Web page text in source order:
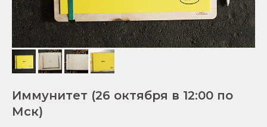
Иммунитет (26 октября в 12:00 по
Мск)